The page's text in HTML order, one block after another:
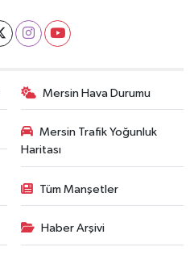
Mersin Hava Durumu
Mersin Trafik Yoğunluk
Haritası
Tüm Manşetler
Haber Arşivi